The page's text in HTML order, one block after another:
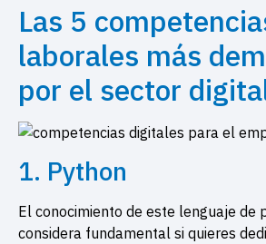
Las 5
laborales más
por el sector
1. Python
El conocimiento de este lenguaje de
considera fundamental si quieres